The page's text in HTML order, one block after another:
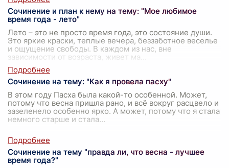
Сочинение и план к нему на тему: "Мое любимое
время года - лето"
Лето – это не просто время года, это состояние души.
Это яркие краски, теплые вечера, беззаботное веселье
и ощущение свободы. В каждом из нас, вне
зависимости от возраста, живет ма
Сочинение на тему: "Как я провела пасху"
В этом году Пасха была какой-то особенной. Может,
потому что весна пришла рано, и всё вокруг расцвело и
зазеленело особенно ярко. А может, потому что я стала
немного старше и стала...
Сочинение на тему "правда ли, что весна - лучшее
время года?"